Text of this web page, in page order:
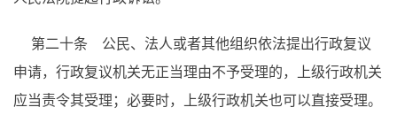
第二十条 公民、法人或者其他组织依法提出行政复议
申请，行政复议机关无正当理由不予受理的，上级行政机关
应当责令其受理；必要时，上级行政机关也可以直接受理。